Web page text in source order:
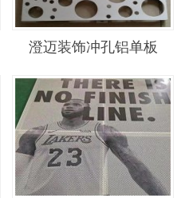
澄迈装饰冲孔铝单板